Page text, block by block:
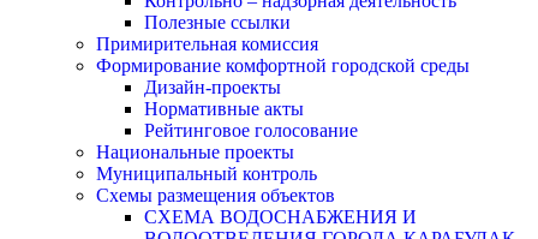
Полезные ссылки
Примирительная комиссия
Формирование комфортной городской среды
Дизайн-проекты
Нормативные акты
Рейтинговое голосование
Национальные проекты
Муниципальный контроль
Схемы размещения объектов
СХЕМА ВОДОСНАБЖЕНИЯ И